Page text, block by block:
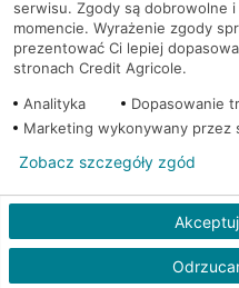
PolitykaCookies
© 2026 Credit Agricole Bank
serwisu. Zgody są dobrowolne
momencie. Wyrażenie zgody
prezentować Ci lepiej
stronach Credit Agricole.
Analityka
Dopasowanie
Marketing wykonywany przez
Zobacz szczegóły zgód